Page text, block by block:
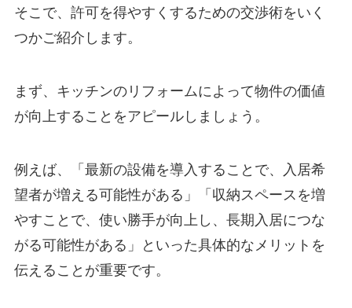
そこで、許可を得やすくするための交渉術をいく
つかご紹介します。
まず、キッチンのリフォームによって物件の価値
が向上することをアピールしましょう。
例えば、「最新の設備を導入することで、入居希
望者が増える可能性がある」「収納スペースを増
やすことで、使い勝手が向上し、長期入居につな
がる可能性がある」といった具体的なメリットを
伝えることが重要です。